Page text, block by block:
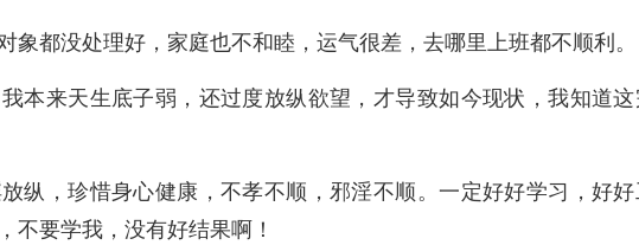
象都没处理好，家庭也不和睦，运气很差，去哪里上班都不顺利。
本来天生底子弱，还过度放纵欲望，才导致如今现状，我知道
纵，珍惜身心健康，不孝不顺，邪淫不顺。一定好好学习，好好
不要学我，没有好结果啊！